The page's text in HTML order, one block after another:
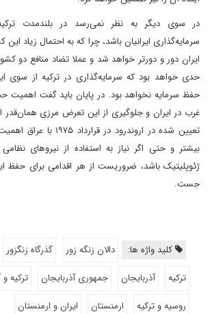
در سوی دیگر به نظر نمی‌رسد در بلندمدت
سرمایه‌گذاری ایرانیان باشد، چرا که به احتمال زیاد
ایران دور و دورتر خواهد شد و عملا تضاد منافع دو
حدی خواهد بود که سرمایه‌گذاری در ترکیه از سوی
حفظ سرمایه نخواهد بود. در پایان باید گفت
غرب در ایران و جلوگیری از این تعرض مرزی
تعیین شده در اروندرود در
بیشتر و حتی اگر نیاز به استفاده از نیروهای
ژئوپلیتیک باشد، ضروریست از هر اقدامی برای حفظ
جست.
کلید واژه ها: دالان زنگه زور گذرگاه زنگزور
ترکیه
آذربایجان جمهوری آذربایجان
ترکیه و
روسیه و ترکیه
ارمنستان
ایران و ارمنستان